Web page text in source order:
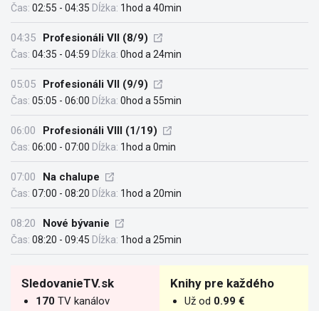
Čas: 02:55 - 04:35 Dĺžka: 1hod a 40min
04:35 Profesionáli VII (8/9)
Čas: 04:35 - 04:59 Dĺžka: 0hod a 24min
05:05 Profesionáli VII (9/9)
Čas: 05:05 - 06:00 Dĺžka: 0hod a 55min
06:00 Profesionáli VIII (1/19)
Čas: 06:00 - 07:00 Dĺžka: 1hod a 0min
07:00 Na chalupe
Čas: 07:00 - 08:20 Dĺžka: 1hod a 20min
08:20 Nové bývanie
Čas: 08:20 - 09:45 Dĺžka: 1hod a 25min
SledovanieTV.sk
170 TV kanálov
Knihy pre každého
Už od 0.99 €